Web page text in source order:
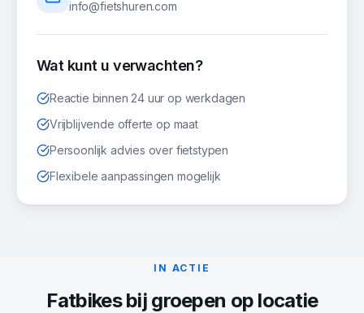
info@fietshuren.com
Wat kunt u verwachten?
Reactie binnen 24 uur op werkdagen
Vrijblijvende offerte op maat
Persoonlijk advies over fietstypen
Flexibele aanpassingen mogelijk
IN ACTIE
Fatbikesbij groepen op locatie